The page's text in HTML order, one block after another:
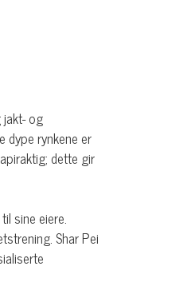
og
dype rynkene er
dette gir
sine eiere.
Shar Pei